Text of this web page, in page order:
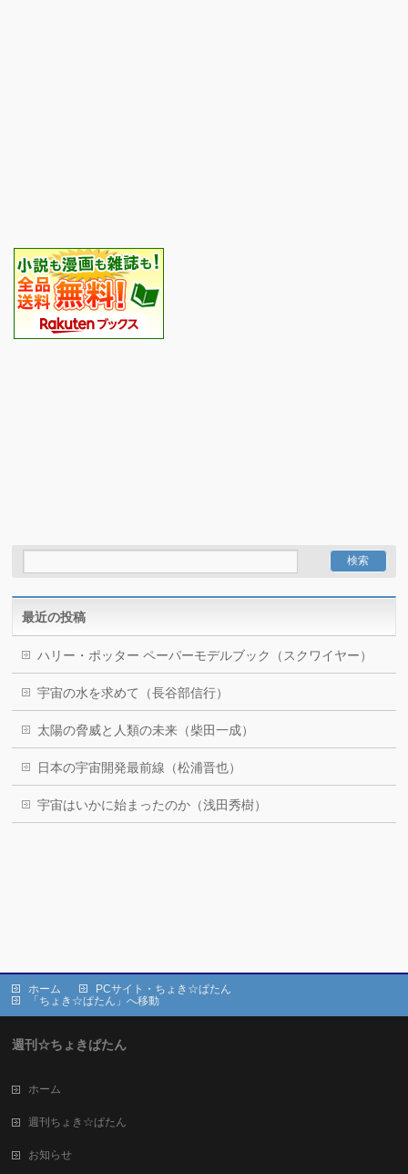
最近の投稿
ハリー・ポッター ペーパーモデルブック（スクワイヤー）
宇宙の水を求めて（長谷部信行）
太陽の脅威と人類の未来（柴田一成）
日本の宇宙開発最前線（松浦晋也）
宇宙はいかに始まったのか（浅田秀樹）
ホーム
PCサイト・ちょき☆ぱたん
「ちょき☆ぱたん」へ移動
週刊☆ちょきぱたん
ホーム
週刊ちょき☆ぱたん
お知らせ